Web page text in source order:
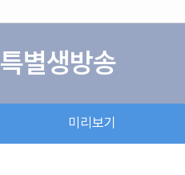
특별생방송
미리보기